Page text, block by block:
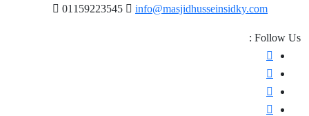
info@masjidhusseinsidky.com
01159223545
Follow Us :